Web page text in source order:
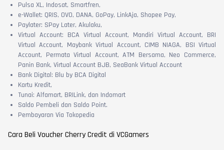
Pulsa XL, Indosat, Smartfren,
e-Wallet: QRIS, OVO, DANA, GoPay, LinkAja, Shopee Pay,
Paylater: SPay Later, Akulaku,
Virtual Account: BCA Virtual Account, Mandiri Virtual Account, BRI
Virtual Account, Maybank Virtual Account, CIMB NIAGA, BSI Virtual
Account, Permata Virtual Account, ATM Bersama, Neo Commerce,
Panin Bank, Virtual Account BJB, SeaBank Virtual Account
Bank Digital: Blu by BCA Digital
Kartu Kredit,
Tunai: Alfamart, BRILink, dan Indomart
Saldo Pembeli dan Saldo Point.
Pembayaran Via Tokopedia
Cara Beli Voucher Cherry Credit di VCGamers